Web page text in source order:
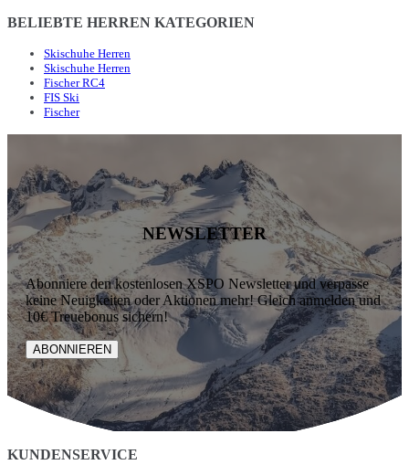
BELIEBTE HERREN KATEGORIEN
Skischuhe Herren
Skischuhe Herren
Fischer RC4
FIS Ski
Fischer
NEWSLETTER
Abonniere den kostenlosen XSPO Newsletter und verpasse
keine Neuigkeiten oder Aktionen mehr! Gleich anmelden und
10€ Treuebonus sichern!
ABONNIEREN
KUNDENSERVICE